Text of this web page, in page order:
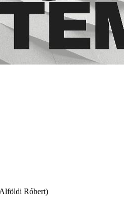
Róbert)